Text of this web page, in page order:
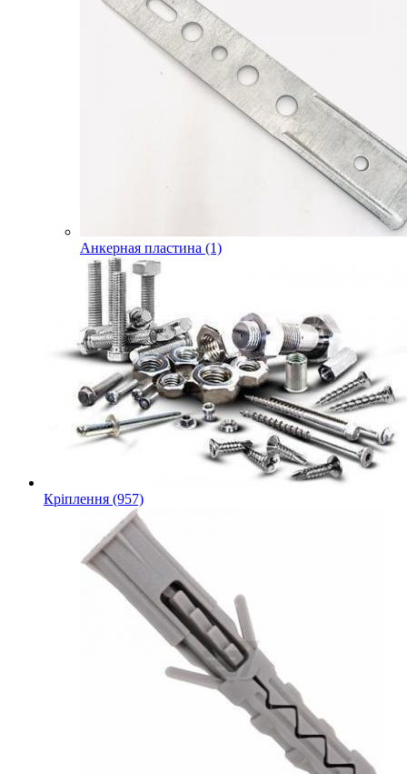
Анкерная пластина (1)
Кріплення (957)